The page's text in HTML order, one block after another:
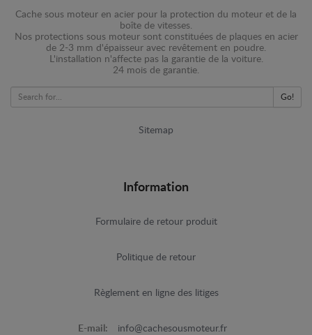
Cache sous moteur en acier pour la protection du moteur et de la
boîte de vitesses.
Nos protections sous moteur sont constituées de plaques en acier
de 2-3 mm d'épaisseur avec revêtement en poudre.
L'installation n'affecte pas la garantie de la voiture.
24 mois de garantie.
Go!
Sitemap
Information
Formulaire de retour produit
Politique de retour
Règlement en ligne des litiges
E-mail: info@cachesousmoteur.fr